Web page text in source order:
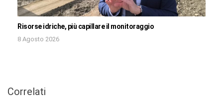
Risorse idriche, più capillare il monitoraggio
8 Agosto 2026
Correlati